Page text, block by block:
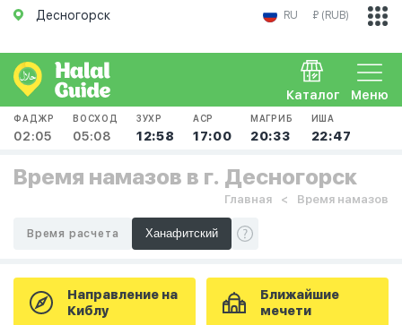
Десногорск RU ₽ (RUB)
Меню
Каталог
ФАДЖР
02:05
ВОСХОД
05:08
ЗУХР
12:58
АСР
17:00
МАГРИБ
20:33
ИША
22:47
Время намазов в г. Десногорск
Главная Время намазов
Время расчета
Направление на
Киблу
Ближайшие
мечети